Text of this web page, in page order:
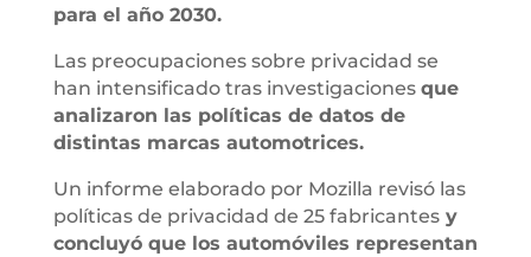
para el año 2030.
Las preocupaciones sobre privacidad se
han intensificado tras investigaciones que
analizaron las políticas de datos de
distintas marcas automotrices.
Un informe elaborado por Mozilla revisó las
políticas de privacidad de 25 fabricantesy
concluyó que los automóviles representan